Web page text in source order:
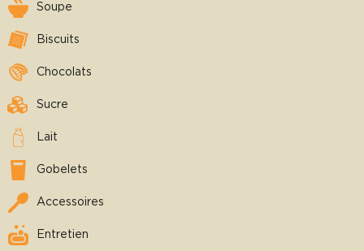
Soupe
Biscuits
Chocolats
Sucre
Lait
Gobelets
Accessoires
Entretien